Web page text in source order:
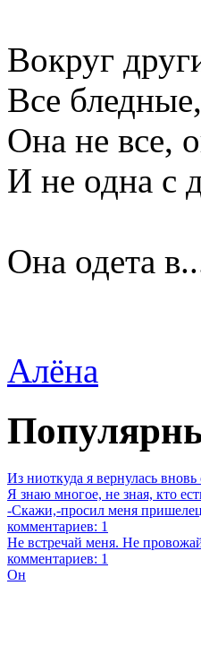
Вокруг
Все
Она не все,
И не одна с
Она одета
Алёна
Из ниоткуда я вернулась вновь
Я знаю многое, не зная, кто
-Скажи,-просил меня
комментариев: 1
Не встречай меня. Не
комментариев: 1
Он